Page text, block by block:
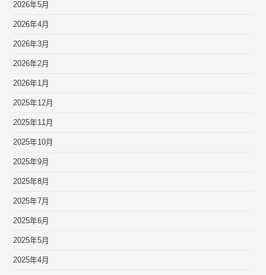
2026年5月
2026年4月
2026年3月
2026年2月
2026年1月
2025年12月
2025年11月
2025年10月
2025年9月
2025年8月
2025年7月
2025年6月
2025年5月
2025年4月